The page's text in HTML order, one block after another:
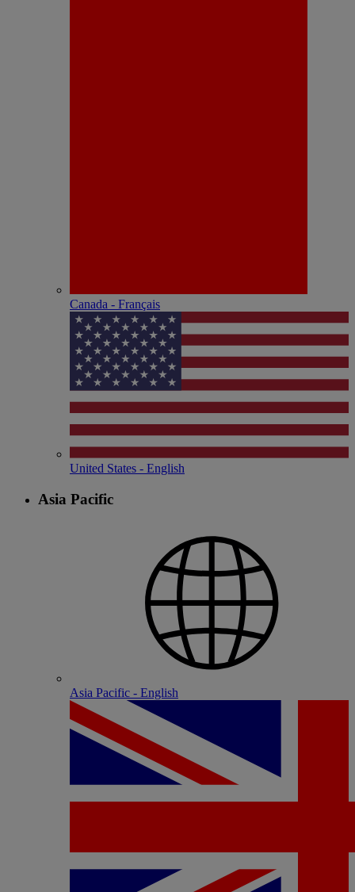
Canada - Français
United States - English
Asia Pacific
Asia Pacific - English